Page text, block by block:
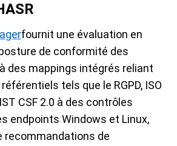
fournit une évaluation en
de conformité des
des mappings intégrés reliant
tels que le RGPD, ISO
CSF 2.0 à des contrôles
endpoints Windows et Linux,
recommandations de